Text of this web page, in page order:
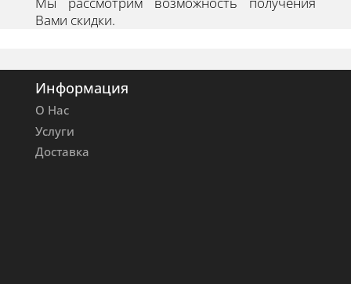
Вами скидки.
Информация
О Нас
Услуги
Доставка